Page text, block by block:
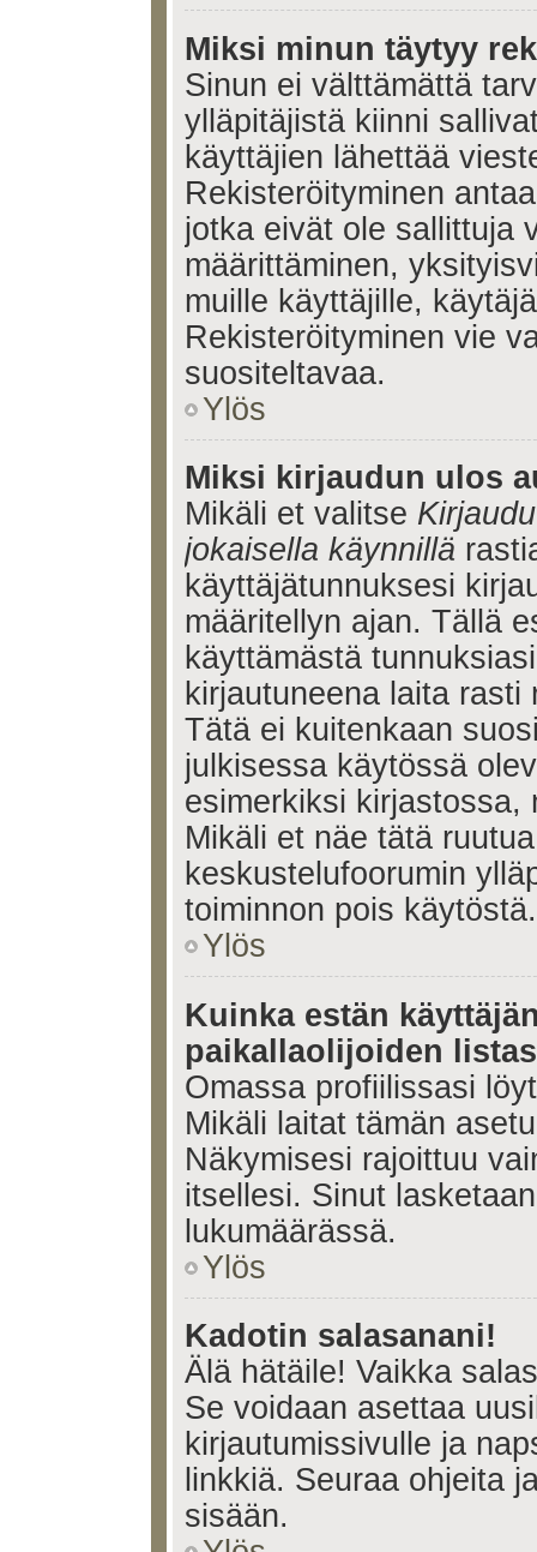
Miksi minun täytyy
Sinun ei välttämättä
ylläpitäjistä kiinni
käyttäjien lähettää
Rekisteröityminen
jotka eivät ole sallittuja
määrittäminen,
muille käyttäjille,
Rekisteröityminen vie
suositeltavaa.
Ylös
Miksi kirjaudun ulos
Mikäli et valitse
jokaisella käynnillä
käyttäjätunnuksesi
määritellyn ajan. Tällä
käyttämästä
kirjautuneena laita
Tätä ei kuitenkaan
julkisessa käytössä
esimerkiksi
Mikäli et näe tätä
keskustelufoorumin
toiminnon pois käytöstä.
Ylös
Kuinka estän
paikallaolijoiden
Omassa profiilissasi
Mikäli laitat tämän
Näkymisesi rajoittuu
itsellesi. Sinut
lukumäärässä.
Ylös
Kadotin salasanani!
Älä hätäile! Vaikka
Se voidaan asettaa
kirjautumissivulle ja
linkkiä. Seuraa ohjeita
sisään.